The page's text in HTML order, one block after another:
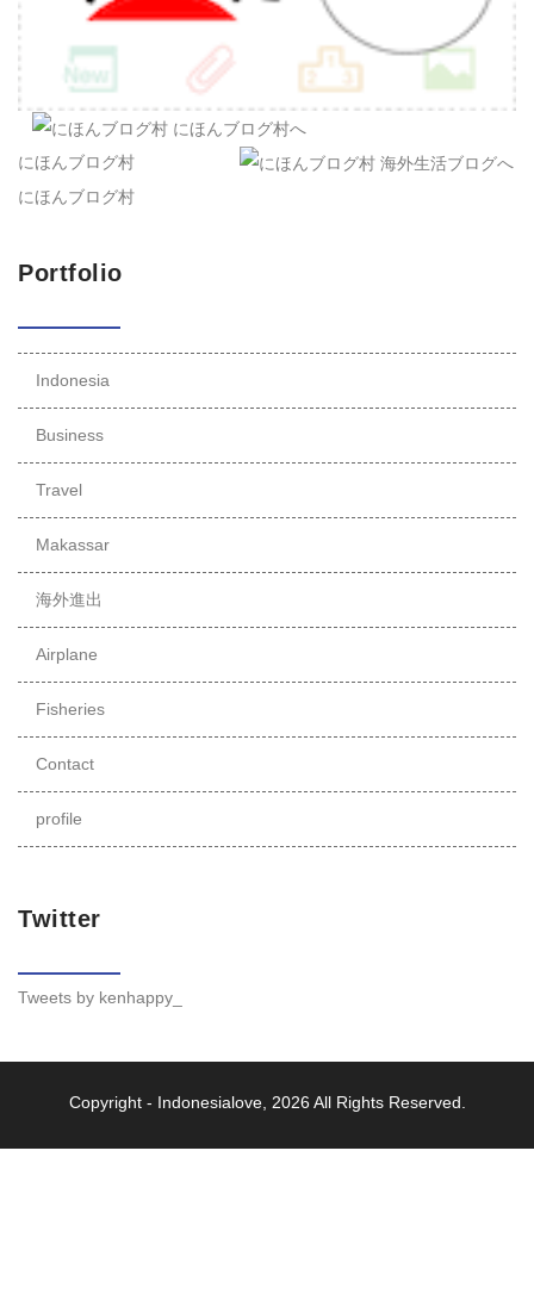
にほんブログ村
にほんブログ村
Portfolio
Indonesia
Business
Travel
Makassar
海外進出
Airplane
Fisheries
Contact
profile
Twitter
Tweets by kenhappy_
Copyright - Indonesialove, 2026 All Rights Reserved.